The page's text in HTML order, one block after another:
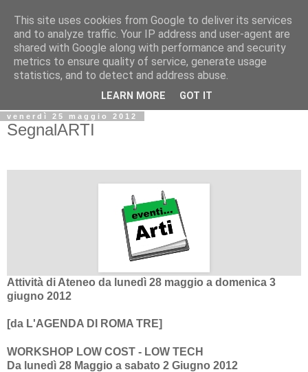
Biblio@rti in
Il Blog della Biblioteca di Area delle arti per condividere
informazioni iniziative incontri
venerdì 25 maggio 2012
SegnalARTI
Attività di Ateneo da lunedì 28 maggio a domenica 3
giugno 2012
[da L'AGENDA DI ROMA TRE]
WORKSHOP LOW COST - LOW TECH
Da lunedì 28 Maggio a sabato 2 Giugno 2012
This site uses cookies from Google to deliver its services
and to analyze traffic. Your IP address and user-agent are
shared with Google along with performance and security
metrics to ensure quality of service, generate usage
statistics, and to detect and address abuse.
LEARN MORE GOT IT